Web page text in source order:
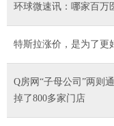
环球微速讯：哪家百万
特斯拉涨价，是为了更
Q房网“子母公司”两则
掉了800多家门店